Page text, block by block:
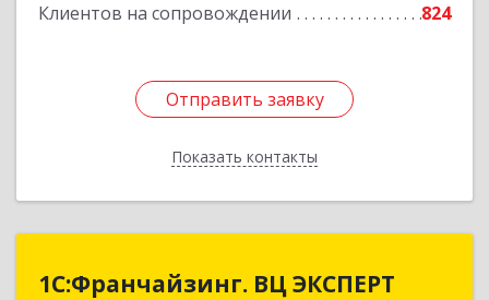
Клиентов на сопровождении 824
Отправить заявку
Показать контакты
Отправить заявку
Назад
1С:Франчайзинг. ВЦ ЭКСПЕРТ
1С:Франчайзинг. ВЦ ЭКСПЕРТ